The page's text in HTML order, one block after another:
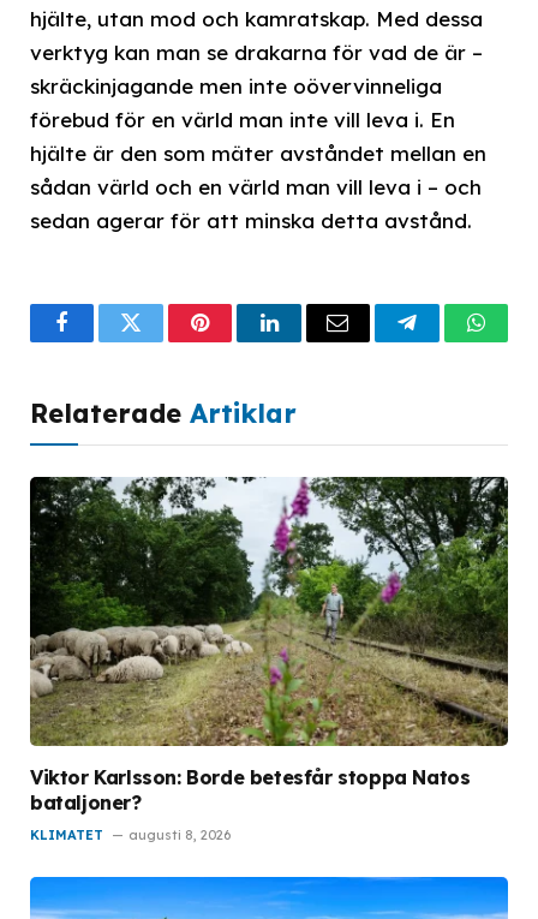
hjälte, utan mod och kamratskap. Med dessa
verktyg kan man se drakarna för vad de är –
skräckinjagande men inte oövervinneliga
förebud för en värld man inte vill leva i. En
hjälte är den som mäter avståndet mellan en
sådan värld och en värld man vill leva i – och
sedan agerar för att minska detta avstånd.
FacebookTwitterPinterestLinkedInEmail Telegram
Relaterade Artiklar
Viktor Karlsson: Borde betesfår stoppa Natos
bataljoner?
KLIMATET augusti 8, 2026